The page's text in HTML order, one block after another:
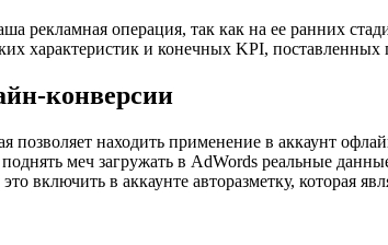
рекламная операция, так как на ее ранних
характеристик и конечных KPI,
конверсии
находить применение в аккаунт
меч загружать в AdWords реальные
включить в аккаунте авторазметку, которая